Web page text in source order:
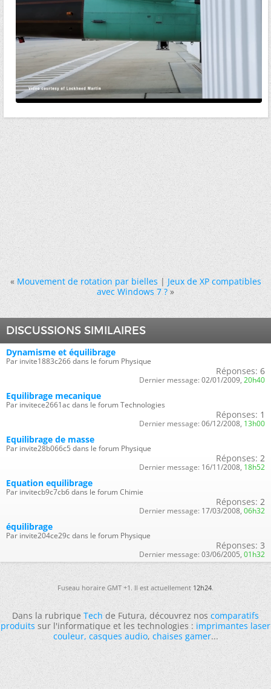
« Mouvement de rotation par bielles|Jeux de XP compatibles
avec Windows 7 ? »
DISCUSSIONS SIMILAIRES
Dynamisme et équilibrage
Par invite1883c266 dans le forum Physique
Réponses: 6
Dernier message: 02/01/2009, 20h40
Equilibrage mecanique
Par invitece2661ac dans le forum Technologies
Réponses: 1
Dernier message: 06/12/2008, 13h00
Equilibrage de masse
Par invite28b066c5 dans le forum Physique
Réponses: 2
Dernier message: 16/11/2008, 18h52
Equation equilibrage
Par invitecb9c7cb6 dans le forum Chimie
Réponses: 2
Dernier message: 17/03/2008, 06h32
équilibrage
Par invite204ce29c dans le forum Physique
Réponses: 3
Dernier message: 03/06/2005, 01h32
Fuseau horaire GMT +1. Il est actuellement12h24.
Dans la rubriqueTechde Futura, découvrez noscomparatifs
produitssur l'informatique et les technologies :imprimantes laser
couleur,casques audio,chaises gamer...